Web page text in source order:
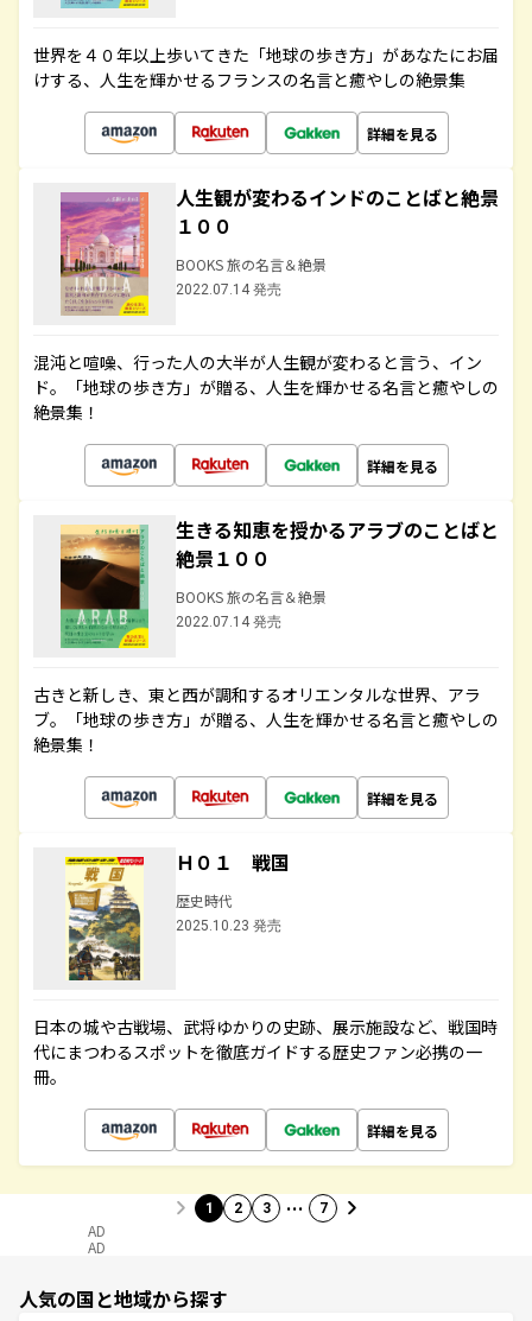
世界を４０年以上歩いてきた「地球の歩き方」があなたにお届
けする、人生を輝かせるフランスの名言と癒やしの絶景集
詳細を見る
人生観が変わるインドのことばと絶景
１００
BOOKS 旅の名言＆絶景
2022.07.14 発売
混沌と喧噪、行った人の大半が人生観が変わると言う、イン
ド。「地球の歩き方」が贈る、人生を輝かせる名言と癒やしの
絶景集！
詳細を見る
生きる知恵を授かるアラブのことばと
絶景１００
BOOKS 旅の名言＆絶景
2022.07.14 発売
古きと新しき、東と西が調和するオリエンタルな世界、アラ
ブ。「地球の歩き方」が贈る、人生を輝かせる名言と癒やしの
絶景集！
詳細を見る
Ｈ０１ 戦国
歴史時代
2025.10.23 発売
日本の城や古戦場、武将ゆかりの史跡、展示施設など、戦国時
代にまつわるスポットを徹底ガイドする歴史ファン必携の一
冊。
詳細を見る
1 2 3 … 7
AD
AD
人気の国と地域から探す